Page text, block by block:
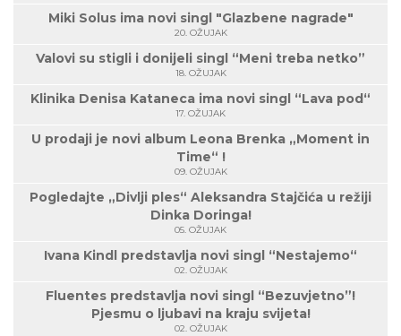
Miki Solus ima novi singl "Glazbene nagrade"
20. OŽUJAK
Valovi su stigli i donijeli singl “Meni treba netko”
18. OŽUJAK
Klinika Denisa Kataneca ima novi singl “Lava pod“
17. OŽUJAK
U prodaji je novi album Leona Brenka „Moment in
Time“ !
09. OŽUJAK
Pogledajte „Divlji ples“ Aleksandra Stajčića u režiji
Dinka Doringa!
05. OŽUJAK
Ivana Kindl predstavlja novi singl “Nestajemo“
02. OŽUJAK
Fluentes predstavlja novi singl “Bezuvjetno”!
Pjesmu o ljubavi na kraju svijeta!
02. OŽUJAK